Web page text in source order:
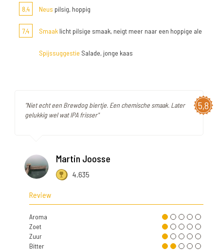
8,4 Neus pilsig, hoppig
7,4 Smaak licht pilsige smaak, neigt meer naar een hoppige ale
Spijssuggestie Salade, jonge kaas
5,8
"Niet echt een Brewdog biertje. Een chemische smaak. Later
gelukkig wel wat IPA frisser"
Martin Joosse
4.635
Review
Aroma
Zoet
Zuur
Bitter